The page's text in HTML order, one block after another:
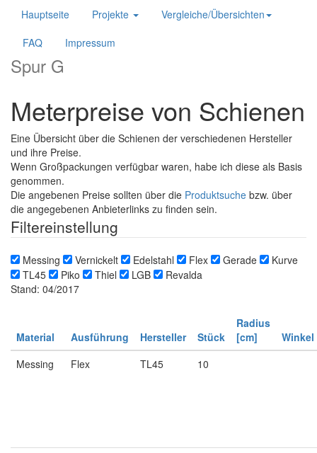
Hauptseite Projekte
Vergleiche/Übersichten
FAQ
Impressum
Spur G
Meterpreise von Schienen
Eine Übersicht über die Schienen der verschiedenen Hersteller
und ihre Preise.
Wenn Großpackungen verfügbar waren, habe ich diese als Basis
genommen.
Die angebenen Preise sollten über die Produktsuche bzw. über
die angegebenen Anbieterlinks zu finden sein.
Filtereinstellung
Messing Vernickelt Edelstahl Flex Gerade
Kurve
TL45
Piko Thiel LGB
Revalda
Stand: 04/2017
Material Ausführung Hersteller Stück
Radius
[cm]
Winkel
Messing
Flex TL45 10